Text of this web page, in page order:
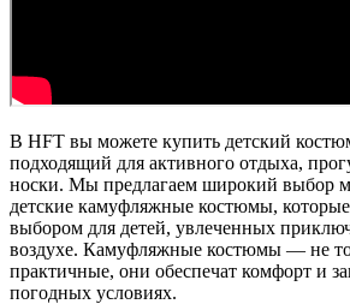
В HFT вы можете купить детский
подходящий для активного отдыха,
носки. Мы предлагаем широкий выбор
детские камуфляжные костюмы,
выбором для детей, увлеченных
воздухе. Камуфляжные костюмы — не
практичные, они обеспечат комфорт и
погодных условиях.